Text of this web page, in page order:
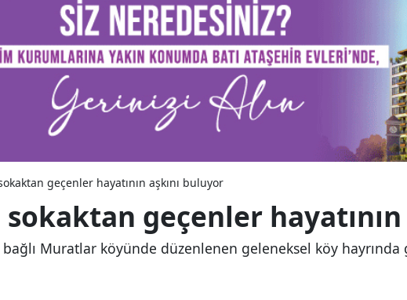
geçenler hayatının aşkını buluyor
sokaktan geçenler
Muratlar köyünde düzenlenen geleneksel köy hayrında